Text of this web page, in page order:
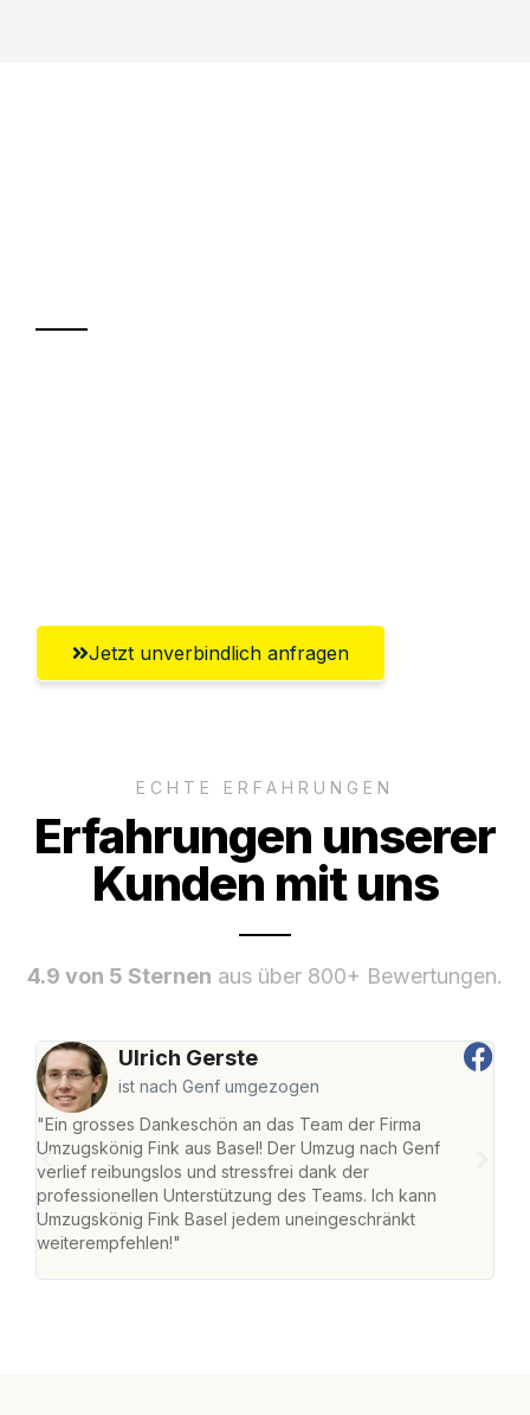
Jetzt unverbindlich anfragen
ECHTE ERFAHRUNGEN
Erfahrungen unserer
Kunden mit uns
4.9 von 5 Sternen aus über 800+ Bewertungen.
Ulrich Gerste
ist nach Genf umgezogen
"Ein grosses Dankeschön an das Team der Firma
Umzugskönig Fink aus Basel! Der Umzug nach Genf
verlief reibungslos und stressfrei dank der
professionellen Unterstützung des Teams. Ich kann
Umzugskönig Fink Basel jedem uneingeschränkt
weiterempfehlen!"